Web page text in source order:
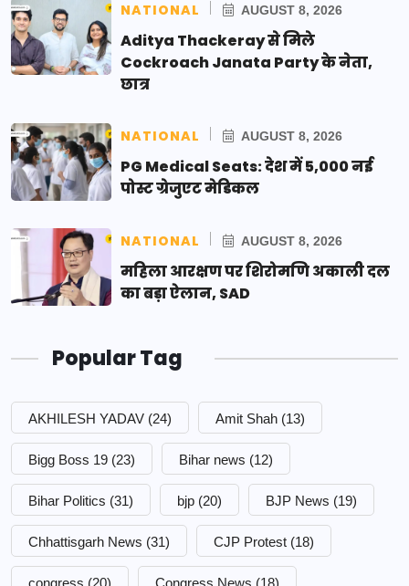
NATIONAL AUGUST 8, 2026
Aditya Thackeray से मिले
Cockroach Janata Party के नेता,
छात्र
NATIONAL AUGUST 8, 2026
PG Medical Seats: देश में 5,000 नई
पोस्ट ग्रेजुएट मेडिकल
NATIONAL AUGUST 8, 2026
महिला आरक्षण पर शिरोमणि अकाली दल
का बड़ा ऐलान, SAD
Popular Tag
AKHILESH YADAV (24) Amit Shah (13)
Bigg Boss 19 (23) Bihar news (12)
Bihar Politics (31) bjp (20) BJP News (19)
Chhattisgarh News (31) CJP Protest (18)